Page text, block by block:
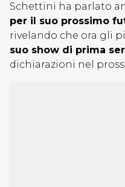
Schettini ha parlato
per il suo prossimo
rivelando che ora gli
suo show di prima
dichiarazioni nel